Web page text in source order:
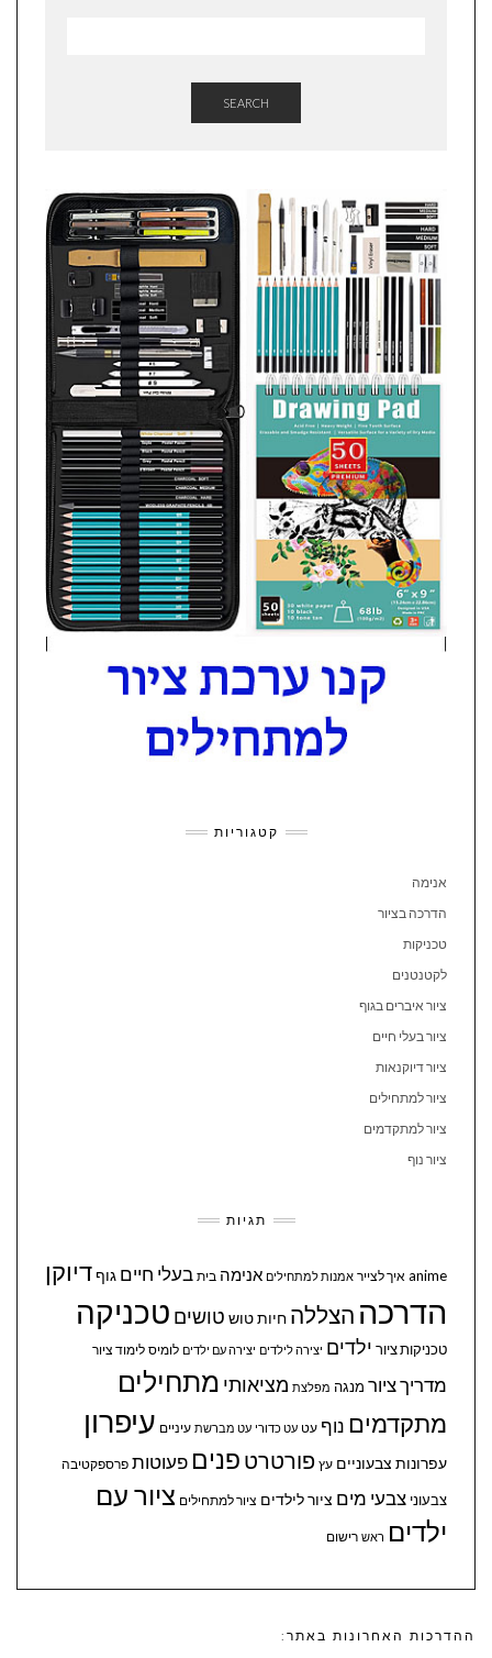
SEARCH
קטגוריות
אנימה
הדרכה בציור
טכניקות
לקטנטנים
ציור איברים בגוף
ציור בעלי חיים
ציור דיוקנאות
ציור למתחילים
ציור למתקדמים
ציור נוף
תגיות
anime איך לצייר אמנות למתחילים אנימה בית בעלי חיים גוףדיוקן
הדרכה הצללה חיותטוש טושים טכניקה
טכניקות ציור ילדים יצירה לילדים יצירה עם ילדים לומיס לימוד ציור
מדריך ציור מנגה מפלצת מציאותי מתחילים
מתקדמים נוף עט עט כדורי עט מברשת עיניים עיפרון
עפרונות צבעוניים עץ פורטרט פנים פעוטות פרספקטיבה
צבעוני צבעי מים ציור לילדים ציור למתחילים ציור עם
ילדים ראש רישום
ההדרכות האחרונות באתר: